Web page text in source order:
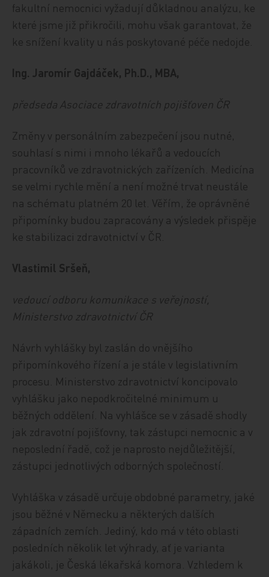
fakultní nemocnici vyžadují důkladnou analýzu, ke
které jsme již přikročili, mohu však garantovat, že
ke snížení kvality u nás poskytované péče nedojde.
Ing. Jaromír Gajdáček, Ph.D., MBA,
předseda Asociace zdravotních pojišťoven ČR
Změny v personálním zabezpečení jsou nutné,
souhlasí s nimi i mnoho lékařů a vedoucích
pracovníků ve zdravotnických zařízeních. Medicína
se velmi rychle mění a není možné trvat neustále
na schématu platném 20 let. Věřím, že oprávněné
připomínky budou zapracovány a výsledek přispěje
ke stabilizaci zdravotnictví v ČR.
Vlastimil Sršeň,
vedoucí odboru komunikace s veřejností,
Ministerstvo zdravotnictví ČR
Návrh vyhlášky byl zaslán do vnějšího
připomínkového řízení a je stále v legislativním
procesu. Ministerstvo zdravotnictví koncipovalo
vyhlášku jako nepodkročitelné minimum u
běžných oddělení. Na vyhlášce se v zásadě shodly
jak zdravotní pojišťovny, tak zástupci nemocnic a v
neposlední řadě, což je naprosto nejdůležitější,
zástupci jednotlivých odborných společností.
Vyhláška v zásadě určuje obdobné parametry, jaké
jsou běžné v Německu a některých dalších
západních zemích. Jediný, kdo má v této oblasti
posledních několik let výhrady, ať je varianta
jakákoli, je Česká lékařská komora. Vzhledem k